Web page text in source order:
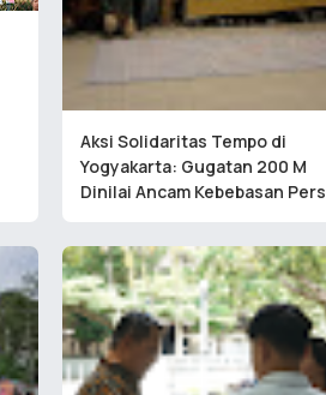
Aksi Solidaritas Tempo di
Yogyakarta: Gugatan 200 M
Dinilai Ancam Kebebasan Pers